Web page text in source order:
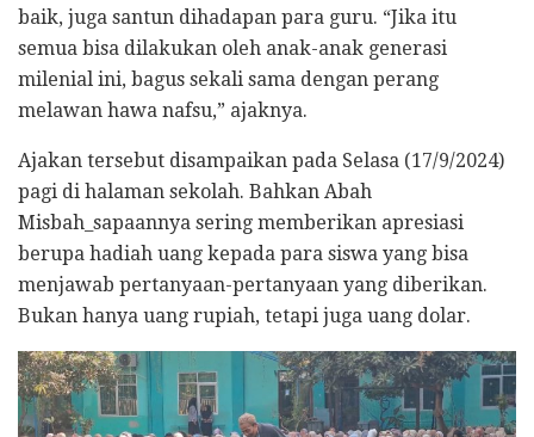
baik, juga santun dihadapan para guru. “Jika itu
semua bisa dilakukan oleh anak-anak generasi
milenial ini, bagus sekali sama dengan perang
melawan hawa nafsu,” ajaknya.
Ajakan tersebut disampaikan pada Selasa (17/9/2024)
pagi di halaman sekolah. Bahkan Abah
Misbah_sapaannya sering memberikan apresiasi
berupa hadiah uang kepada para siswa yang bisa
menjawab pertanyaan-pertanyaan yang diberikan.
Bukan hanya uang rupiah, tetapi juga uang dolar.